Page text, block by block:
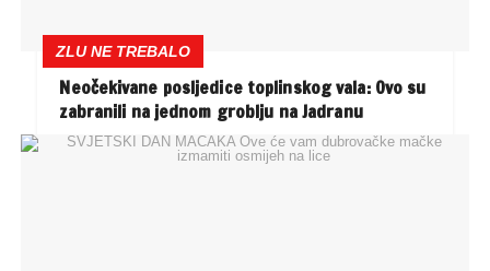
ZLU NE TREBALO
Neočekivane posljedice toplinskog vala: Ovo su
zabranili na jednom groblju na Jadranu